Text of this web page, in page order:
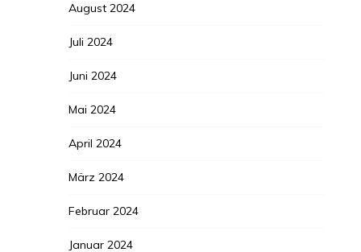
August 2024
Juli 2024
Juni 2024
Mai 2024
April 2024
März 2024
Februar 2024
Januar 2024